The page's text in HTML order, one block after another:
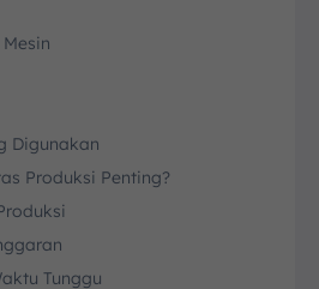
Digunakan
Produksi Penting?
Tunggu